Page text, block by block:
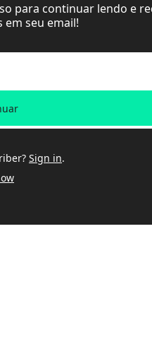
para continuar lendo e
seu email!
Sign in.